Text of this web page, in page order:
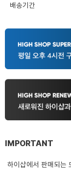
배송기간
IMPORTANT
하이샵에서 판매되는